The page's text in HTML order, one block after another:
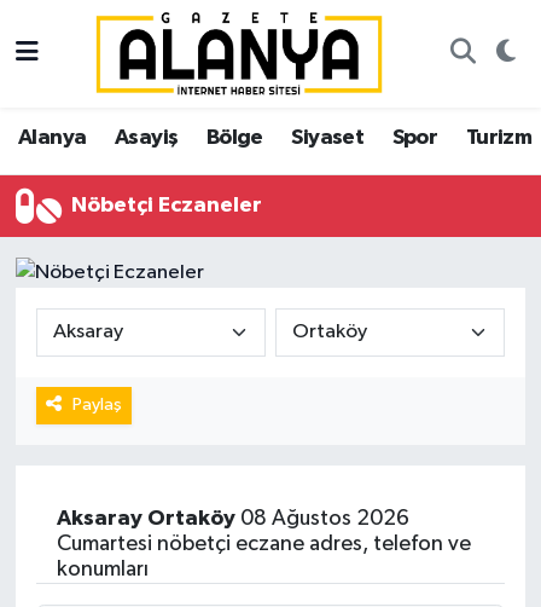
Alanya Asayiş Bölge Siyaset Spor Turizm
Nöbetçi Eczaneler
Paylaş
Aksaray Ortaköy08 Ağustos 2026
Cumartesi nöbetçi eczane adres, telefon ve
konumları
Alanya
Asayiş
Bölge
Siyaset
Spor
Turizm
Gazipaşa
İstanbul Nöbetçi Eczaneler
İstanbul Hava Durumu
İstanbul Trafik Yoğunluk Haritası
Süper Lig Puan Durumu ve Fikstür
Tüm Manşetler
Son Dakika Haberleri